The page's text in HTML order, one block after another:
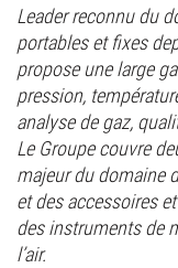
Leader reconnu du
portables et fixes
propose une large
pression,
analyse de gaz,
Le Groupe couvre
majeur du domaine
et des accessoires
des instruments de
l’air.